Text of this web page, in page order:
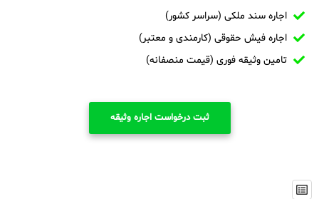
اجاره سند ملکی (سراسر کشور)
اجاره فیش حقوقی (کارمندی و معتبر)
تامین وثیقه فوری (قیمت منصفانه)
ثبت درخواست اجاره وثیقه